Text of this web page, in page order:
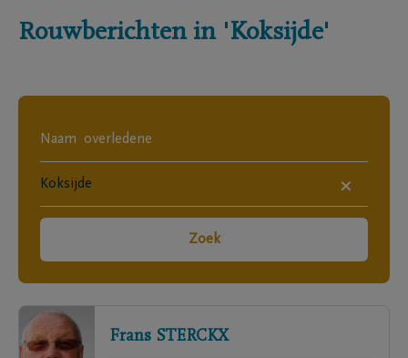
Rouwberichten in 'Koksijde'
×
Zoek
Frans STERCKX